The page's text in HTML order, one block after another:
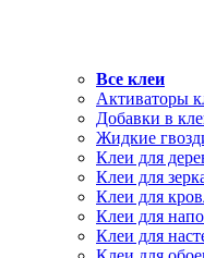
Все клеи
Активаторы
Добавки в
Жидкие
Клеи для
Клеи для
Клеи для
Клеи для
Клеи для